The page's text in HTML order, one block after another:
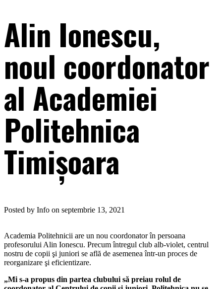
Alin Ionescu,
noul coordonator
al Academiei
Politehnica
Timişoara
Posted by Info on septembrie 13, 2021
Academia Politehnicii are un nou coordonator în persoana
profesorului Alin Ionescu. Precum întregul club alb-violet, centrul
nostru de copii şi juniori se află de asemenea într-un proces de
reorganizare şi eficientizare.
„Mi s-a propus din partea clubului să preiau rolul de